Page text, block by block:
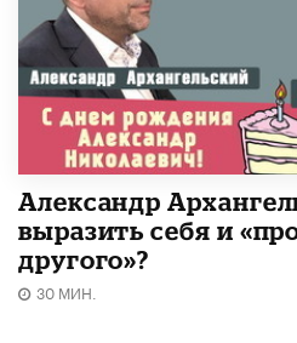
Александр
выразить себя и
другого»?
30 МИН.